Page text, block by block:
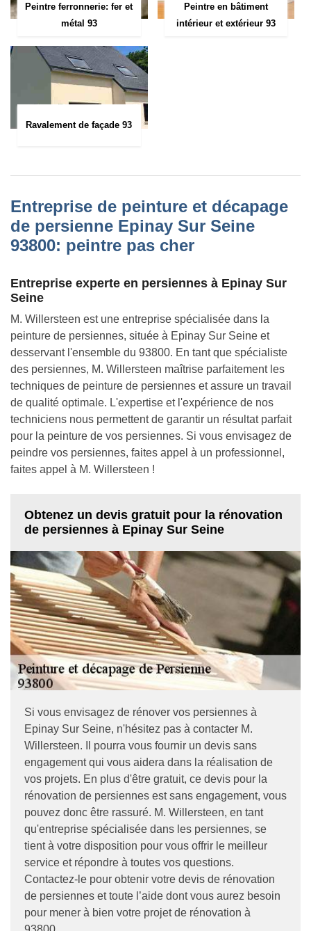
Peintre ferronnerie: fer et
métal 93
Peintre en bâtiment
intérieur et extérieur 93
Ravalement de façade 93
Entreprise de peinture et décapage
de persienne Epinay Sur Seine
93800: peintre pas cher
Entreprise experte en persiennes à Epinay Sur
Seine
M. Willersteen est une entreprise spécialisée dans la
peinture de persiennes, située à Epinay Sur Seine et
desservant l'ensemble du 93800. En tant que spécialiste
des persiennes, M. Willersteen maîtrise parfaitement les
techniques de peinture de persiennes et assure un travail
de qualité optimale. L'expertise et l'expérience de nos
techniciens nous permettent de garantir un résultat parfait
pour la peinture de vos persiennes. Si vous envisagez de
peindre vos persiennes, faites appel à un professionnel,
faites appel à M. Willersteen !
Obtenez un devis gratuit pour la rénovation
de persiennes à Epinay Sur Seine
Si vous envisagez de rénover vos persiennes à
Epinay Sur Seine, n'hésitez pas à contacter M.
Willersteen. Il pourra vous fournir un devis sans
engagement qui vous aidera dans la réalisation de
vos projets. En plus d'être gratuit, ce devis pour la
rénovation de persiennes est sans engagement, vous
pouvez donc être rassuré. M. Willersteen, en tant
qu'entreprise spécialisée dans les persiennes, se
tient à votre disposition pour vous offrir le meilleur
service et répondre à toutes vos questions.
Contactez-le pour obtenir votre devis de rénovation
de persiennes et toute l’aide dont vous aurez besoin
pour mener à bien votre projet de rénovation à